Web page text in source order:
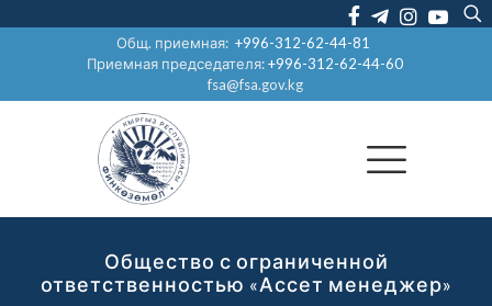
Общ. приемная:+996-312-62-44-81
Приемная председателя:+996-312-62-44-60
fsa@fsa.gov.kg
Общество с ограниченной
ответственностью «Ассет менеджер»